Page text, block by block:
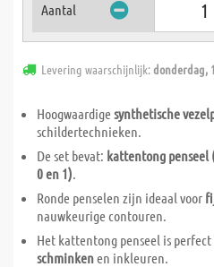
Aantal
Levering waarschijnlijk:donderdag,
Hoogwaardigesynthetische
schildertechnieken.
De set bevat: kattentong penseel
0 en 1).
Ronde penselen zijn ideaal voor
nauwkeurige contouren.
Het kattentong penseel is perfect
schminkenen inkleuren.